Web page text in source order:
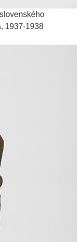
1937-1938